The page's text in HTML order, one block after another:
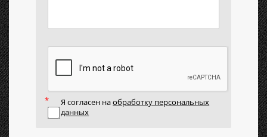
Я согласен наобработку персональных
данных